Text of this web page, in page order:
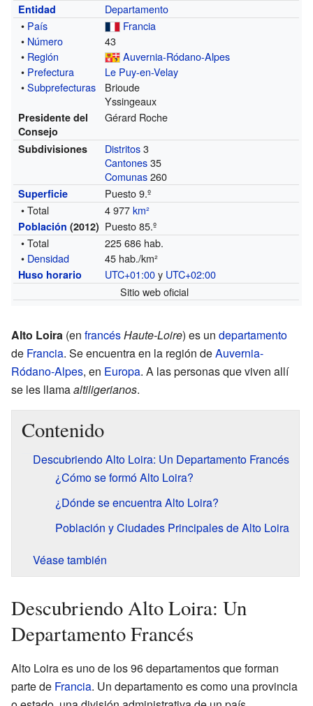
Entidad
Departamento
• País
Francia
• Número
43
• Región
Auvernia-Ródano-Alpes
• Prefectura
Le Puy-en-Velay
•Subprefecturas
Brioude
Yssingeaux
Presidente del
Consejo
Gérard Roche
Subdivisiones Distritos3
Cantones35
Comunas260
Superficie
Puesto 9.º
• Total
4 977km²
Población (2012) Puesto 85.º
• Total
225 686 hab.
• Densidad 45 hab./km²
Huso horario UTC+01:00y UTC+02:00
Sitio web oficial
Alto Loira (en francésHaute-Loire) es un departamento
de Francia. Se encuentra en la región deAuvernia-
Ródano-Alpes, en Europa. A las personas que viven allí
se les llamaaltiligerianos.
Contenido
Descubriendo Alto Loira: Un Departamento Francés
¿Cómo se formó Alto Loira?
¿Dónde se encuentra Alto Loira?
Población y Ciudades Principales de Alto Loira
Véase también
Descubriendo Alto Loira: Un
Departamento Francés
Alto Loira es uno de los 96 departamentos que forman
parte de Francia. Un departamento es como una provincia